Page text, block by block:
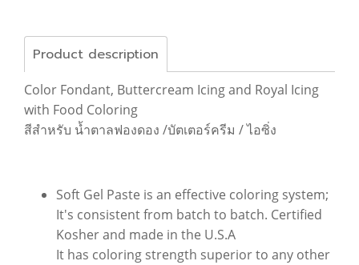
Product description
Color Fondant, Buttercream Icing and Royal Icing
with Food Coloring
สีสำหรับ น้ำตาลฟองดอง /บัตเตอร์ครีม / ไอซิ่ง
Soft Gel Paste is an effective coloring system;
It's consistent from batch to batch. Certified
Kosher and made in the U.S.A
It has coloring strength superior to any other